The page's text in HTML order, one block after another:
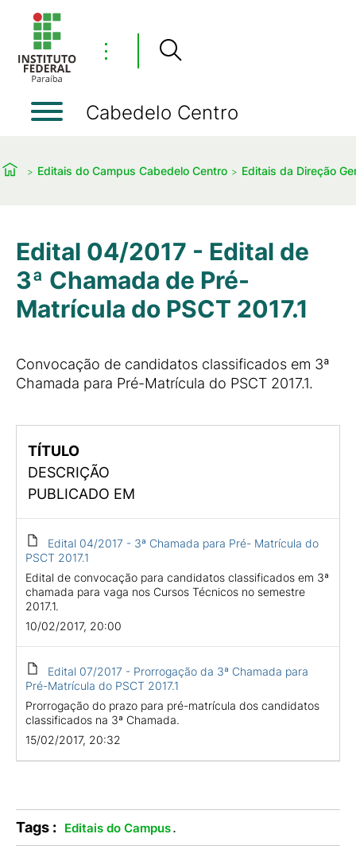
⋮
Cabedelo Centro
Editais do Campus Cabedelo Centro Editais da Direção
Edital 04/2017 - Edital de
3ª Chamada de Pré-
Matrícula do PSCT 2017.1
Convocação de candidatos classificados em 3ª
Chamada para Pré-Matrícula do PSCT 2017.1.
TÍTULO
DESCRIÇÃO
PUBLICADO EM
Edital 04/2017 - 3ª Chamada para Pré- Matrícula do
PSCT 2017.1
Edital de convocação para candidatos classificados em 3ª
chamada para vaga nos Cursos Técnicos no semestre
2017.1.
10/02/2017, 20:00
Edital 07/2017 - Prorrogação da 3ª Chamada para
Pré-Matrícula do PSCT 2017.1
Prorrogação do prazo para pré-matrícula dos candidatos
classificados na 3ª Chamada.
15/02/2017, 20:32
Tags : Editais do Campus.